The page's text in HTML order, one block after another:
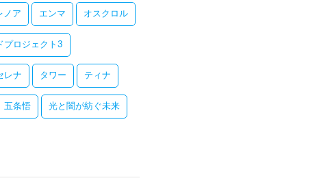
ノア エンマ オスクロル
プロジェクト3
レナ タワー ティナ
五条悟 光と闇が紡ぐ未来